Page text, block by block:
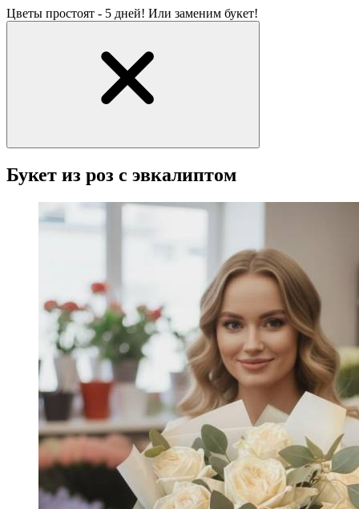
Цветы простоят - 5 дней! Или заменим букет!
Букет из роз с эвкалиптом